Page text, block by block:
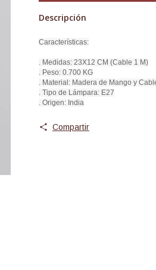
Descripción
Características:
. Medidas: 23X12 CM (Cable 1 M)
. Peso: 0.700 KG
. Material: Madera de Mango y
. Tipo de Lámpara: E27
. Origen: India
Compartir